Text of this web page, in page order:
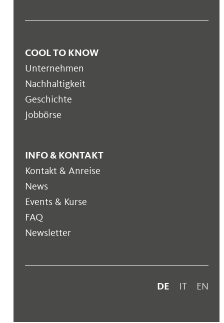
COOL TO KNOW
Unternehmen
Nachhaltigkeit
Geschichte
Jobbörse
INFO & KONTAKT
Kontakt & Anreise
News
Events & Kurse
FAQ
Newsletter
DE IT EN